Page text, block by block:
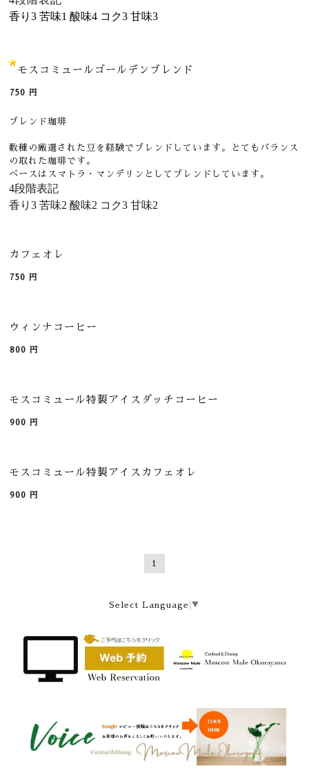
香り3 苦味1酸味4 コク3甘味3
モスコミュールゴールデンブレンド
750 円
ブレンド珈琲
数種の厳選された豆を経験でブレンドしています。とてもバランス
の取れた珈琲です。
ベースはスマトラ・マンデリンとしてブレンドしています。
4段階表記
香り3 苦味2酸味2 コク3甘味2
カフェオレ
750 円
ウィンナコーヒー
800 円
モスコミュール特製アイスダッチコーヒー
900 円
モスコミュール特製アイスカフェオレ
900 円
1
Select Language ▼